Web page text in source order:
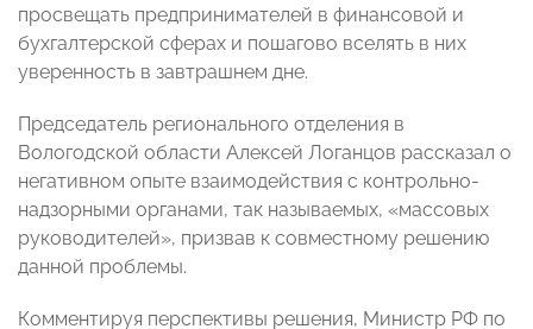
просвещать предпринимателей в финансовой и
бухгалтерской сферах и пошагово вселять в них
уверенность в завтрашнем дне.
Председатель регионального отделения в
Вологодской области Алексей Логанцов рассказал о
негативном опыте взаимодействия с контрольно-
надзорными органами, так называемых, «массовых
руководителей», призвав к совместному решению
данной проблемы.
Комментируя перспективы решения, Министр РФ по